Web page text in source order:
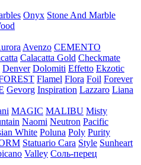
Onyx Stone And Marble
Avenzo CEMENTO
Calacatta Gold Checkmate
Denver Dolomiti Effetto Ekzotic
Flamel Flora Foil Forever
Gevorg Inspiration Lazzaro Liana
MAGIC MALIBU Misty
Naomi Neutron Pacific
White Poluna Poly Purity
Statuario Cara Style Sunheart
Valley Соль-перец